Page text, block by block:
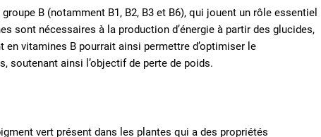
B (notamment B1, B2, B3 et B6), qui jouent un rôle essentiel
sont nécessaires à la production d’énergie à partir des glucides,
vitamines B pourrait ainsi permettre d’optimiser le
soutenant ainsi l’objectif de perte de poids.
vert présent dans les plantes qui a des propriétés